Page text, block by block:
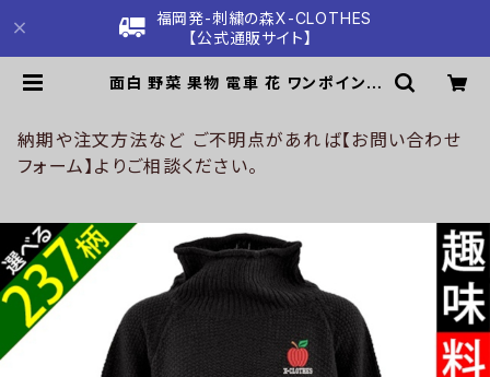
福岡発-刺繍の森X-CLOTHES
【公式通販サイト】
面白 野菜 果物 電車 花 ワンポイント
トソー 長袖 雑貨 グッズ 自社ブランド
柄 クリスマス ori-a-set03-b09-
s | 刺繍の森X-CLOTHES【公式通
納期や注文方法など ご不明点があれば【お問い合わせ
フォーム】よりご相談ください。